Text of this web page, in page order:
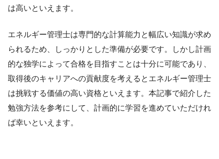
は高いといえます。
エネルギー管理士は専門的な計算能力と幅広い知識が求め
られるため、しっかりとした準備が必要です。しかし計画
的な独学によって合格を目指すことは十分に可能であり、
取得後のキャリアへの貢献度を考えるとエネルギー管理士
は挑戦する価値の高い資格といえます。本記事で紹介した
勉強方法を参考にして、計画的に学習を進めていただけれ
ば幸いといえます。